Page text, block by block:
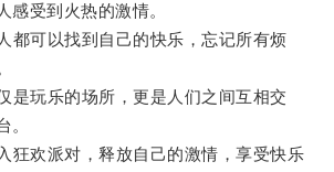
感受到火热的激情。
可以找到自己的快乐，忘记所有烦
玩乐的场所，更是人们之间互相交
。
欢派对，释放自己的激情，享受快乐